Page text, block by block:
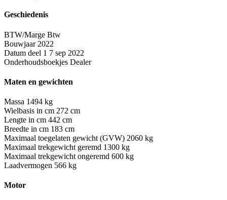
Geschiedenis
BTW/Marge Btw
Bouwjaar 2022
Datum deel 1 7 sep 2022
Onderhoudsboekjes Dealer
Maten en gewichten
Massa 1494 kg
Wielbasis in cm 272 cm
Lengte in cm 442 cm
Breedte in cm 183 cm
Maximaal toegelaten gewicht (GVW) 2060 kg
Maximaal trekgewicht geremd 1300 kg
Maximaal trekgewicht ongeremd 600 kg
Laadvermogen 566 kg
Motor